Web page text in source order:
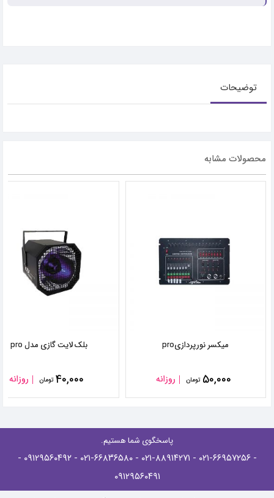
توضیحات
محصولات مشابه
میکسر نورپردازیpro
۵۰,۰۰۰ تومان روزانه
بلک لایت گازی مدل pro
۴۰,۰۰۰ تومان روزانه
پاسخگوی شما هستیم.
- ۰۲۱-۶۶۹۵۷۲۵۶ - ۰۲۱-۸۸۹۱۴۲۷۱ - ۰۲۱-۶۶۸۳۶۵۸۰ - ۰۹۱۲۹۵۶۰۴۹۲
-
۰۹۱۲۹۵۶۰۴۹۱